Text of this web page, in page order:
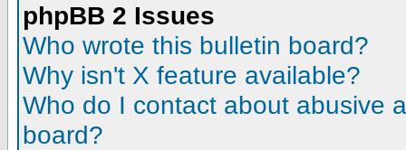
phpBB 2 Issues
Who wrote this bulletin board?
Why isn't X feature available?
Who do I contact about abusive
board?